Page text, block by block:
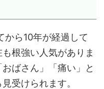
から10年が経過して
根強い人気がありま
ばさん」「痛い」と
受けられます。